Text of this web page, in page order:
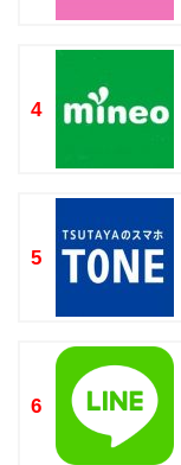
4
5
6